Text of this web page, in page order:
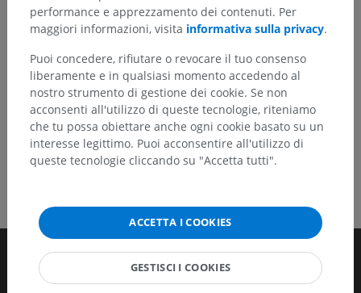
performance e apprezzamento dei contenuti. Per
maggiori informazioni, visita informativa sulla privacy.
Puoi concedere, rifiutare o revocare il tuo consenso
liberamente e in qualsiasi momento accedendo al
nostro strumento di gestione dei cookie. Se non
acconsenti all'utilizzo di queste tecnologie, riteniamo
che tu possa obiettare anche ogni cookie basato su un
interesse legittimo. Puoi acconsentire all'utilizzo di
queste tecnologie cliccando su "Accetta tutti".
ACCETTA I COOKIES
GESTISCI I COOKIES